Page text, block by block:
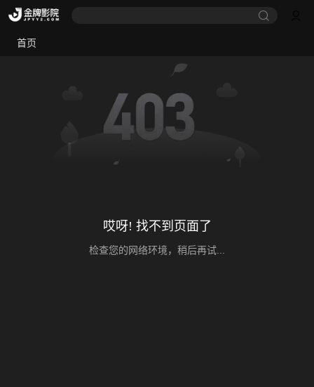
首页
哎呀! 找不到页面了
检查您的网络环境，稍后再试...